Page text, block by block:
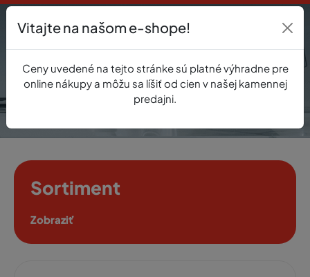
0
Sortiment
Zobraziť
Vitajte na našom e-shope!
Ceny uvedené na tejto stránke sú platné výhradne pre
online nákupy a môžu sa líšiť od cien v našej kamennej
predajni.